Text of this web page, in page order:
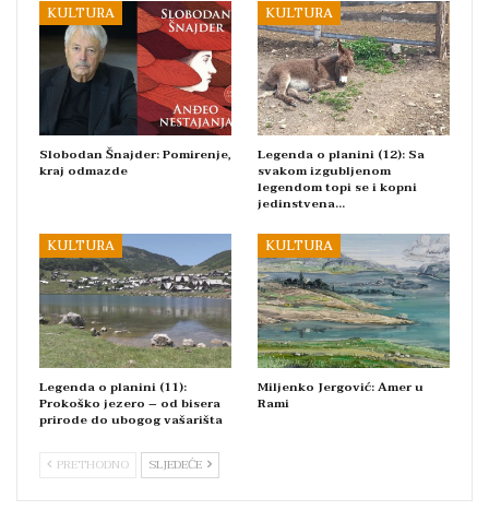
KULTURA
Slobodan Šnajder: Pomirenje,
kraj odmazde
KULTURA
Legenda o planini (12): Sa
svakom izgubljenom
legendom topi se i kopni
jedinstvena…
KULTURA
Legenda o planini (11):
Prokoško jezero – od bisera
prirode do ubogog vašarišta
KULTURA
Miljenko Jergović: Amer u
Rami
PRETHODNO SLJEDEĆE